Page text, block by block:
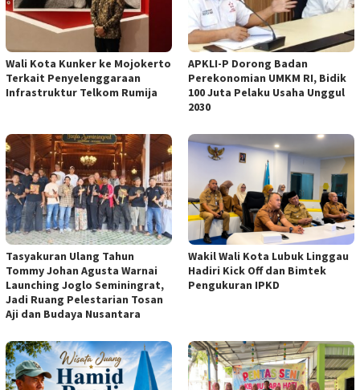
Wali Kota Kunker ke Mojokerto
Terkait Penyelenggaraan
Infrastruktur Telkom Rumija
APKLI-P Dorong Badan
Perekonomian UMKM RI, Bidik
100 Juta Pelaku Usaha Unggul
2030
Tasyakuran Ulang Tahun
Tommy Johan Agusta Warnai
Launching Joglo Seminingrat,
Jadi Ruang Pelestarian Tosan
Aji dan Budaya Nusantara
Wakil Wali Kota Lubuk Linggau
Hadiri Kick Off dan Bimtek
Pengukuran IPKD